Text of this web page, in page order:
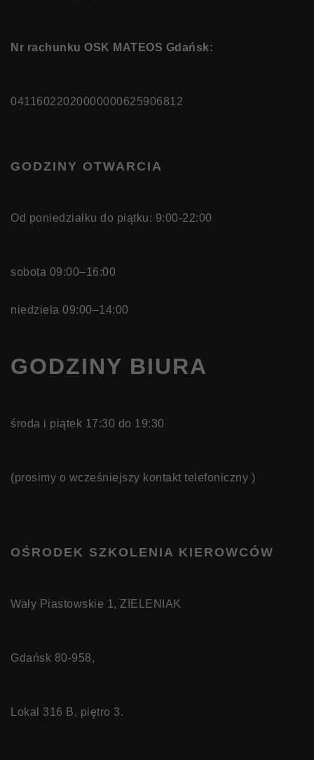
Nr rachunku OSK MATEOS Gdańsk:
04116022020000000625906812
GODZINY OTWARCIA
Od poniedziałku do piątku: 9:00-22:00
sobota 09:00–16:00
niedziela 09:00–14:00
GODZINY BIURA
środa i piątek 17:30 do 19:30
(prosimy o wcześniejszy kontakt telefoniczny )
OŚRODEK SZKOLENIA KIEROWCÓW
Wały Piastowskie 1, ZIELENIAK
Gdańsk 80-958,
Lokal 316 B, piętro 3.